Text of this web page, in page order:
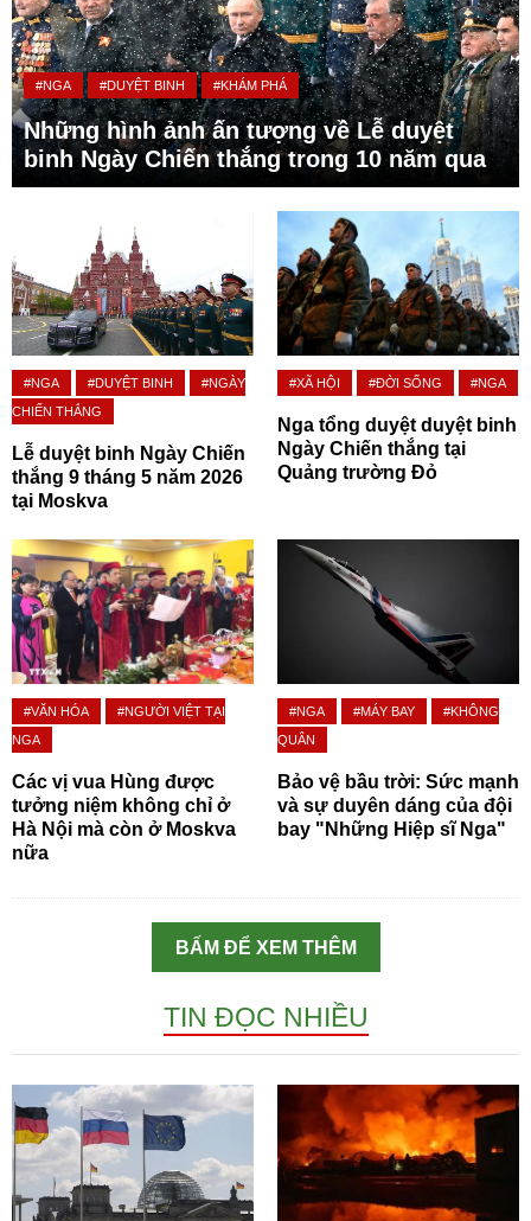
#NGA #DUYỆT BINH #KHÁM PHÁ
Những hình ảnh ấn tượng về Lễ duyệt
binh Ngày Chiến thắng trong 10 năm qua
#NGA #DUYỆT BINH
#NGÀY
CHIẾN THẮNG
Lễ duyệt binh Ngày Chiến
thắng 9 tháng 5 năm 2026
tại Moskva
#XÃ HỘI #ĐỜI SỐNG #NGA
Nga tổng duyệt duyệt binh
Ngày Chiến thắng tại
Quảng trường Đỏ
#VĂN HÓA
#NGƯỜI VIỆT TẠI
NGA
Các vị vua Hùng được
tưởng niệm không chỉ ở
Hà Nội mà còn ở Moskva
nữa
#NGA #MÁY BAY
#KHÔNG
QUÂN
Bảo vệ bầu trời: Sức mạnh
và sự duyên dáng của đội
bay "Những Hiệp sĩ Nga"
BẤM ĐỂ XEM THÊM
TIN ĐỌC NHIỀU